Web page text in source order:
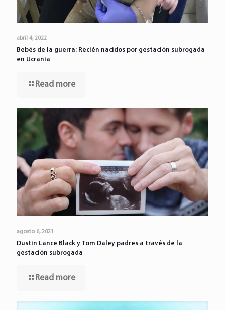
abril 4, 2022
Bebés de la guerra: Recién nacidos por gestación subrogada
en Ucrania
Read more
agosto 6, 2021
Dustin Lance Black y Tom Daley padres a través de la
gestación subrogada
Read more